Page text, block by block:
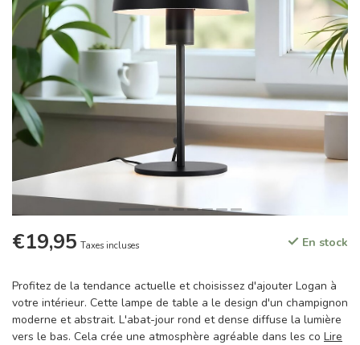
€19,95 Taxes incluses En stock
Profitez de la tendance actuelle et choisissez d'ajouter Logan à
votre intérieur. Cette lampe de table a le design d'un champignon
moderne et abstrait. L'abat-jour rond et dense diffuse la lumière
vers le bas. Cela crée une atmosphère agréable dans les co Lire